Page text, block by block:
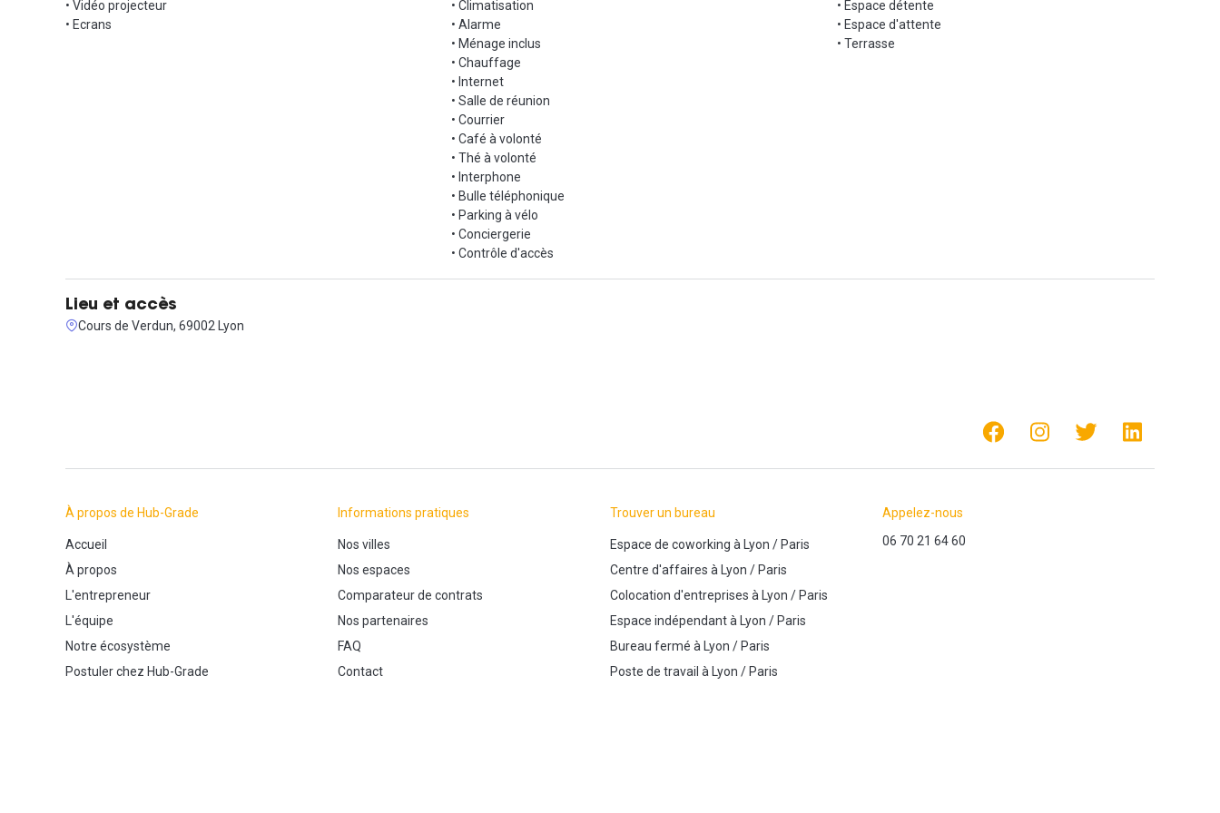
L'engagement est de 12 mois minimum, pour un montant de 26 890€ HT/mois.
• Vidéo projecteur
• Ecrans
• Climatisation
• Alarme
• Ménage inclus
• Chauffage
• Internet
• Salle de réunion
• Courrier
• Café à volonté
• Thé à volonté
• Interphone
• Bulle téléphonique
• Parking à vélo
• Conciergerie
• Contrôle d'accès
• Espace détente
• Espace d'attente
• Terrasse
Lieu et accès
Cours de Verdun, 69002 Lyon
À propos de Hub-Grade
Accueil
À propos
L'entrepreneur
L'équipe
Notre écosystème
Postuler chez Hub-Grade
Informations pratiques
Nos villes
Nos espaces
Comparateur de contrats
Nos partenaires
FAQ
Contact
Trouver un bureau
Espace de coworking à Lyon /Paris
Centre d'affaires à Lyon /Paris
Colocation d'entreprises à Lyon /Paris
Espace indépendantà Lyon /Paris
Bureau fermé à Lyon /Paris
Poste de travail à Lyon /Paris
Appelez-nous
06 70 21 64 60